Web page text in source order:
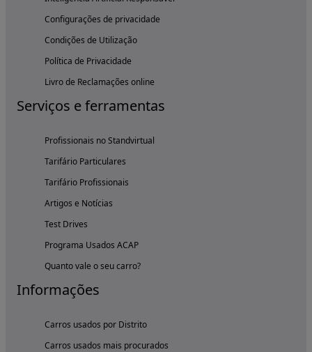
Configurações de privacidade
Condições de Utilização
Política de Privacidade
Livro de Reclamações online
Serviços e ferramentas
Profissionais no Standvirtual
Tarifário Particulares
Tarifário Profissionais
Artigos e Notícias
Test Drives
Programa Usados ACAP
Quanto vale o seu carro?
Informações
Carros usados por Distrito
Carros usados mais procurados